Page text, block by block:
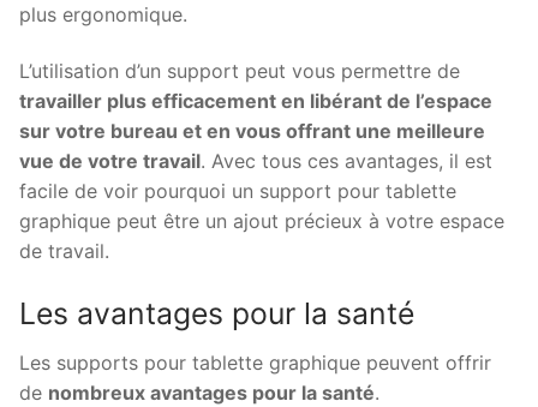
plus ergonomique.
L’utilisation d’un support peut vous permettre de
travailler plus efficacement en libérant de l’espace
sur votre bureau et en vous offrant une meilleure
vue de votre travail. Avec tous ces avantages, il est
facile de voir pourquoi un support pour tablette
graphique peut être un ajout précieux à votre espace
de travail.
Les avantages pour la santé
Les supports pour tablette graphique peuvent offrir
de nombreux avantages pour la santé.